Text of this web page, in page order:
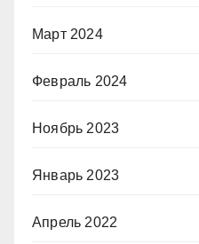
Март 2024
Февраль 2024
Ноябрь 2023
Январь 2023
Апрель 2022